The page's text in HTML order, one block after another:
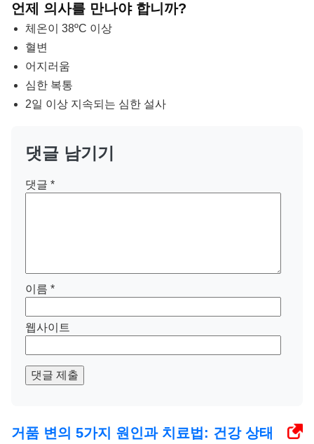
언제 의사를 만나야 합니까?
체온이 38ºC 이상
혈변
어지러움
심한 복통
2일 이상 지속되는 심한 설사
댓글 남기기
댓글 *
이름 *
웹사이트
댓글 제출
거품 변의 5가지 원인과 치료법: 건강 상태